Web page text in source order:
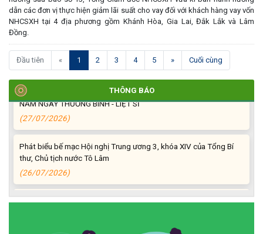
dẫn các đơn vị thực hiện giảm lãi suất cho vay đối với khách hàng vay vốn
NHCSXH tại 4 địa phương gồm Khánh Hòa, Gia Lai, Đắk Lắk và Lâm
Đồng.
Đầu tiên « 1 (current)
2 3 4 5 » Cuối cùng
THÔNG BÁO
XÃ CƯ M’GAR: TỔ CHỨC ĐOÀN DÂNG HƯƠNG, VIẾNG NGHĨA
TRANG LIỆT SĨ NHÂN KỶ NIỆM 79 NĂM NGÀY THƯƠNG BINH -
LIỆT SĨ (27/7/1947 – 27/7/2026)
(27/07/2026)
ĐỒNG CHÍ PHAN XUÂN LỰC - CHỦ TỊCH UBND XÃ CƯ M’GAR
THĂM, TẶNG QUÀ GIA ĐÌNH CHÍNH SÁCH NHÂN KỶ NIỆM 79
NĂM NGÀY THƯƠNG BINH - LIỆT SĨ
thư, Chủ tịch nước Tô Lâm
(26/07/2026)
VAY KÝ QUỸ ĐỐI VỚI NGƯỜI LAO ĐỘNG ĐI LÀM VIỆC TẠI HÀN